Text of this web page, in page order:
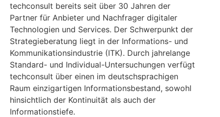
techconsult bereits seit über 30 Jahren der
Partner für Anbieter und Nachfrager digitaler
Technologien und Services. Der Schwerpunkt der
Strategieberatung liegt in der Informations- und
Kommunikationsindustrie (ITK). Durch jahrelange
Standard- und Individual-Untersuchungen verfügt
techconsult über einen im deutschsprachigen
Raum einzigartigen Informationsbestand, sowohl
hinsichtlich der Kontinuität als auch der
Informationstiefe.